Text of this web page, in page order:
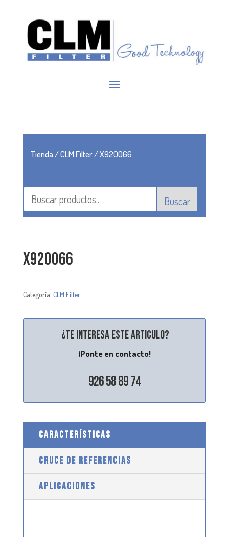
Tienda/CLM Filter/ X920066
Buscar
X920066
Categoría: CLM Filter
¿Te interesa este articulo?
¡Ponte en contacto!
926 58 89 74
CARACTERÍSTICAS
CRUCE DE REFERENCIAS
APLICACIONES